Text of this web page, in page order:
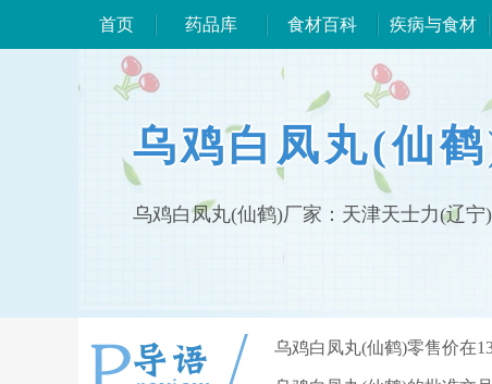
首页 药品库 食材百科 疾病与食材
乌鸡白凤丸(仙
乌鸡白凤丸(仙鹤)厂家：天津天士力(辽宁
乌鸡白凤丸(仙鹤)零售价在